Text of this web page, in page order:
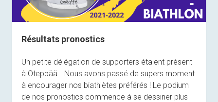
Résultats pronostics
Un petite délégation de supporters étaient présent
à Oteppää… Nous avons passé de supers moment
à encourager nos biathlètes préférés ! Le podium
de nos pronostics commence à se dessiner plus